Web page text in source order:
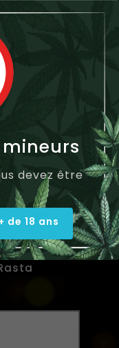
devez être
de 18 ans